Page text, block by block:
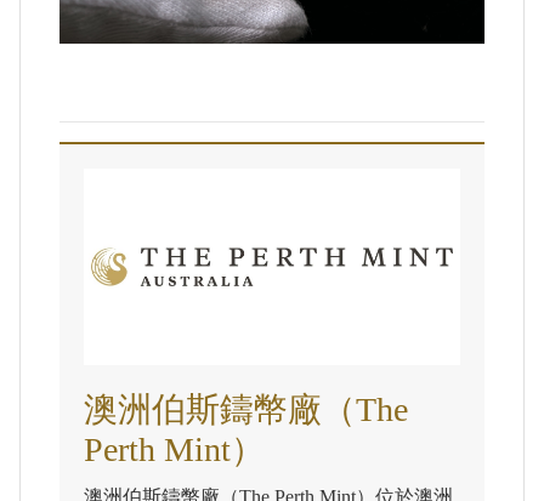
澳洲伯斯鑄幣廠（The
Perth Mint）
澳洲伯斯鑄幣廠（The Perth Mint）位於澳洲